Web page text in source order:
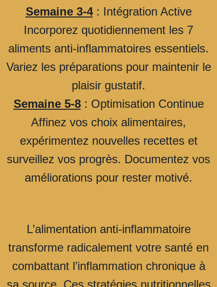
Semaine 3-4: Intégration Active
Incorporez quotidiennement les 7
aliments anti-inflammatoires essentiels.
Variez les préparations pour maintenir le
plaisir gustatif.
Semaine 5-8: Optimisation Continue
Affinez vos choix alimentaires,
expérimentez nouvelles recettes et
surveillez vos progrès. Documentez vos
améliorations pour rester motivé.
L’alimentation anti-inflammatoire
transforme radicalement votre santé en
combattant l’inflammation chronique à
sa source. Ces stratégies nutritionnelles